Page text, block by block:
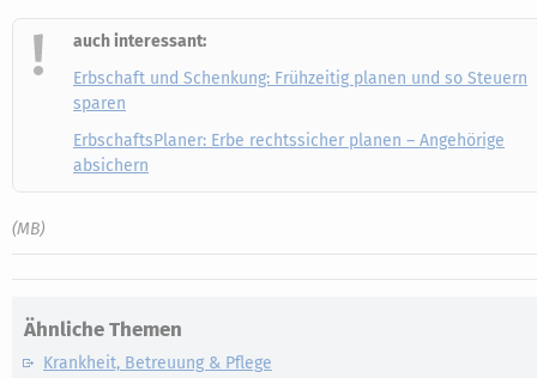
auch interessant:
Erbschaft und Schenkung: Frühzeitig planen und so Steuern
sparen
ErbschaftsPlaner: Erbe rechtssicher planen – Angehörige
absichern
(MB)
Ähnliche Themen
Krankheit, Betreuung & Pflege